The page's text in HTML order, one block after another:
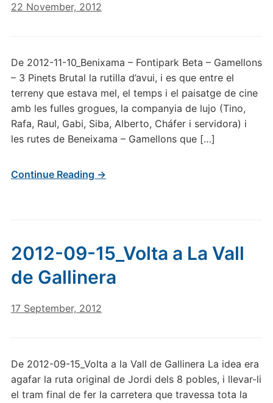
22 November, 2012
De 2012-11-10_Benixama – Fontipark Beta – Gamellons
– 3 Pinets Brutal la rutilla d’avui, i es que entre el
terreny que estava mel, el temps i el paisatge de cine
amb les fulles grogues, la companyia de lujo (Tino,
Rafa, Raul, Gabi, Siba, Alberto, Cháfer i servidora) i
les rutes de Beneixama – Gamellons que […]
Continue Reading →
2012-09-15_Volta a La Vall
de Gallinera
17 September, 2012
De 2012-09-15_Volta a la Vall de Gallinera La idea era
agafar la ruta original de Jordi dels 8 pobles, i llevar-li
el tram final de fer la carretera que travessa tota la